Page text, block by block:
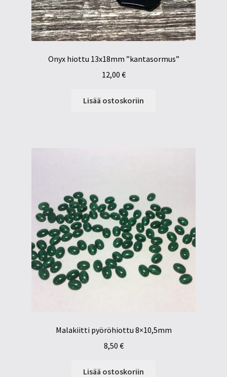
Onyx hiottu 13x18mm ”kantasormus”
12,00 €
Lisää ostoskoriin
Malakiitti pyöröhiottu 8×10,5mm
8,50 €
Lisää ostoskoriin